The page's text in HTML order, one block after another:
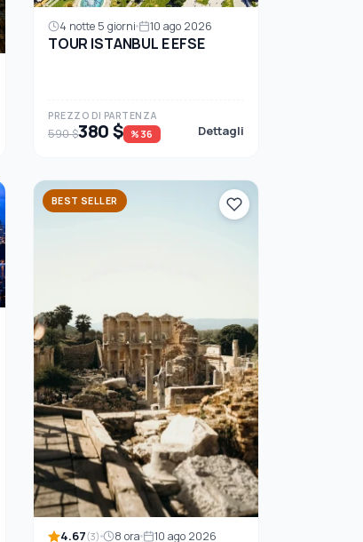
4 notte 5 giorni 10 ago 2026
TOUR ISTANBUL E EFSE
PREZZO DI PARTENZA
590 $380 $ %36 Dettagli
BEST SELLER
4.67(3) 8 ora 10 ago 2026